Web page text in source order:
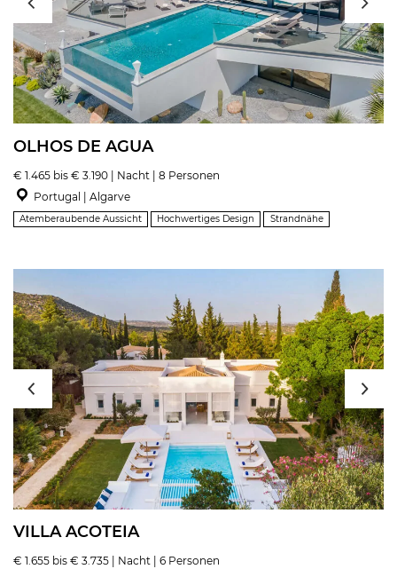
OLHOS DE AGUA
€ 1.465 bis € 3.190 | Nacht | 8 Personen
Portugal | Algarve
Atemberaubende Aussicht Hochwertiges Design Strandnähe
VILLA ACOTEIA
€ 1.655 bis € 3.735 | Nacht | 6 Personen